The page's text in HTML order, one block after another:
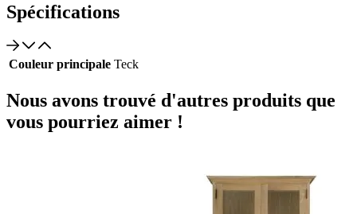
Spécifications
Couleur principale Teck
Nous avons trouvé d'autres produits que
vous pourriez aimer !